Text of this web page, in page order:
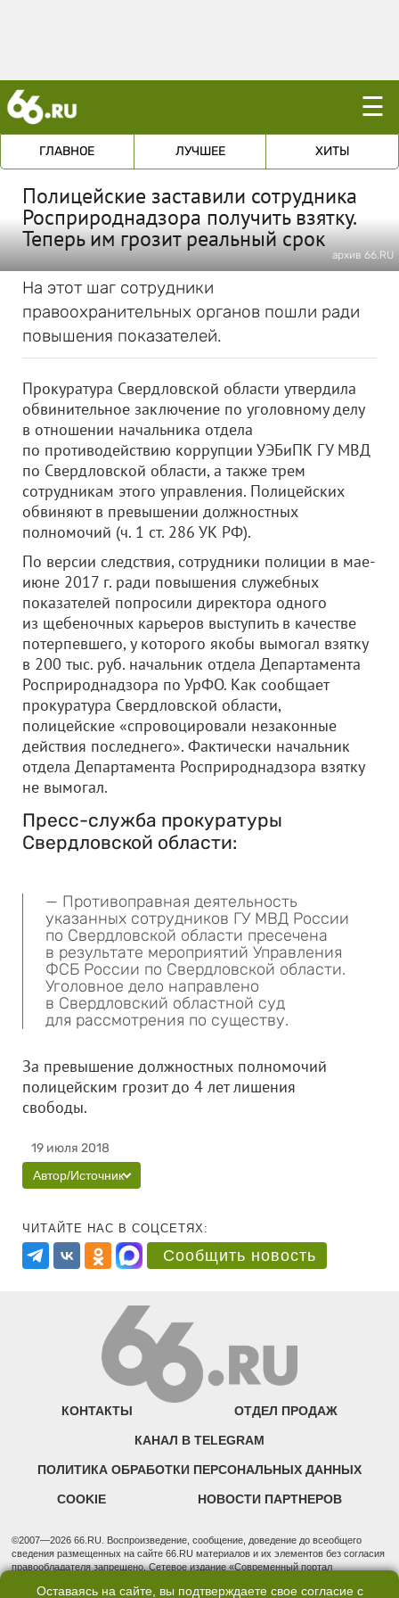
☰
ГЛАВНОЕ ЛУЧШЕЕ ХИТЫ
Полицейские заставили сотрудника
Росприроднадзора получить взятку.
Теперь им грозит реальный срок
архив 66.RU
На этот шаг сотрудники
правоохранительных органов пошли ради
повышения показателей.
Прокуратура Свердловской области утвердила
обвинительное заключение по уголовному делу
в отношении начальника отдела
по противодействию коррупции УЭБиПК ГУ МВД
по Свердловской области, а также трем
сотрудникам этого управления. Полицейских
обвиняют в превышении должностных
полномочий (ч. 1 ст. 286 УК РФ).
По версии следствия, сотрудники полиции в мае-
июне 2017 г. ради повышения служебных
показателей попросили директора одного
из щебеночных карьеров выступить в качестве
потерпевшего, у которого якобы вымогал взятку
в 200 тыс. руб. начальник отдела Департамента
Росприроднадзора по УрФО. Как сообщает
прокуратура Свердловской области,
полицейские «спровоцировали незаконные
действия последнего». Фактически начальник
отдела Департамента Росприроднадзора взятку
не вымогал.
Пресс-служба прокуратуры
Свердловской области:
— Противоправная деятельность
указанных сотрудников ГУ МВД России
по Свердловской области пресечена
в результате мероприятий Управления
ФСБ России по Свердловской области.
Уголовное дело направлено
в Свердловский областной суд
для рассмотрения по существу.
За превышение должностных полномочий
полицейским грозит до 4 лет лишения
свободы.
19 июля 2018
Автор/Источник
ЧИТАЙТЕ НАС В СОЦСЕТЯХ:
Сообщить новость
КОНТАКТЫ ОТДЕЛ ПРОДАЖ
КАНАЛ В TELEGRAM
ПОЛИТИКА ОБРАБОТКИ ПЕРСОНАЛЬНЫХ ДАННЫХ
COOKIE НОВОСТИ ПАРТНЕРОВ
©2007—2026 66.RU. Воспроизведение, сообщение, доведение до всеобщего
сведения размещенных на сайте 66.RU материалов и их элементов без согласия
правообладателя запрещено. Сетевое издание «Современный портал
надзору в сфере связи, информационных технологий и массовых коммуникаций
Оставаясь на сайте, вы подтверждаете свое согласие с